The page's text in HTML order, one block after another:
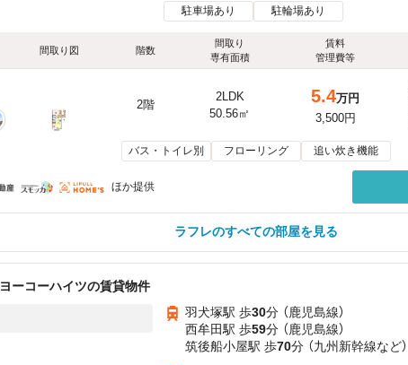
駐車場あり 駐輪場あり
間取り図 階数
間取り
専有面積
賃料
管理費等
2階
2LDK
50.56㎡
5.4万円
3,500円
バス・トイレ別 フローリング 追い炊き機能
ほか提供
ラフレのすべての部屋を見る
ヨーコーハイツの賃貸物件
羽犬塚駅 歩30分 （鹿児島線）
西牟田駅 歩59分 （鹿児島線）
筑後船小屋駅 歩70分 （九州新幹線など）